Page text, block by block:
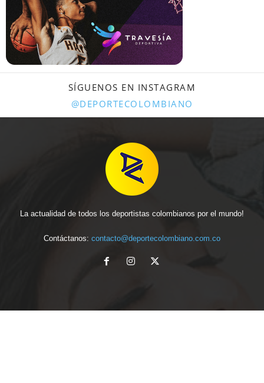
SÍGUENOS EN INSTAGRAM
@DEPORTECOLOMBIANO
La actualidad de todos los deportistas colombianos por el mundo!
Contáctanos: contacto@deportecolombiano.com.co